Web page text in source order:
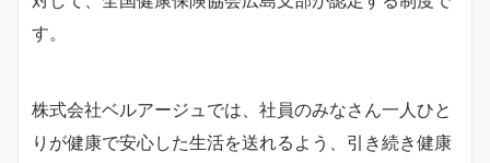
す。
株式会社ベルアージュでは、社員のみなさん一人ひと
りが健康で安心した生活を送れるよう、引き続き健康